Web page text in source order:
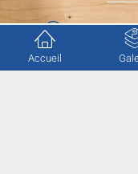
Accueil
1750 route